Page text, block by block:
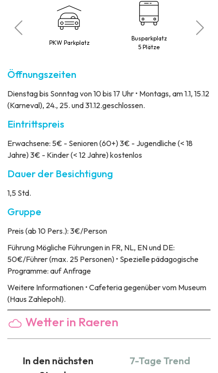
PKW Parkplatz
Busparkplatz
5 Plätze
Öffnungszeiten
Dienstag bis Sonntag von 10 bis 17 Uhr • Montags, am 1.1, 15.12
(Karneval), 24., 25. und 31.12.geschlossen.
Eintrittspreis
Erwachsene: 5€ - Senioren (60+) 3€ - Jugendliche (< 18
Jahre) 3€ - Kinder (< 12 Jahre) kostenlos
Dauer der Besichtigung
1,5 Std.
Gruppe
Preis (ab 10 Pers.): 3€/Person
Führung Mögliche Führungen in FR, NL, EN und DE:
50€/Führer (max. 25 Personen) • Spezielle pädagogische
Programme: auf Anfrage
Weitere Informationen • Cafeteria gegenüber vom Museum
(Haus Zahlepohl).
Wetter in Raeren
In den nächsten
7-Tage Trend